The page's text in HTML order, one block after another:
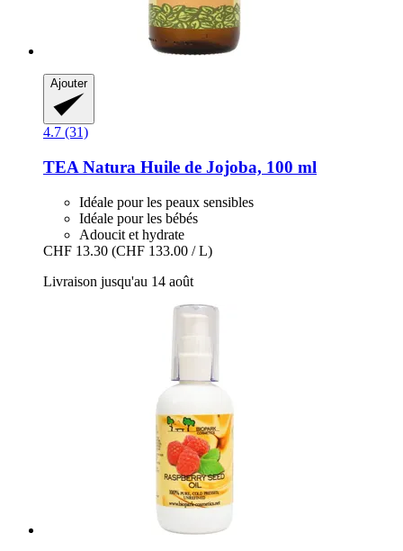
Ajouter
4.7 (31)
TEA Natura Huile de Jojoba, 100 ml
Idéale pour les peaux sensibles
Idéale pour les bébés
Adoucit et hydrate
CHF 13.30 (CHF 133.00 / L)
Livraison jusqu'au 14 août